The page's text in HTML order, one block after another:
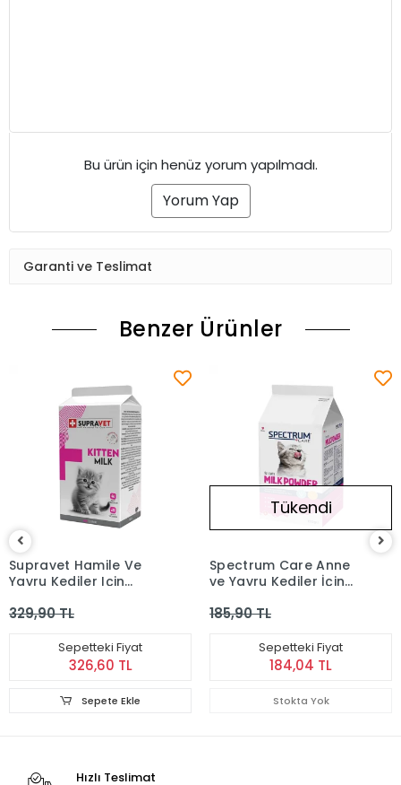
Bu ürün için henüz yorum yapılmadı.
Yorum Yap
Garanti ve Teslimat
Benzer Ürünler
Supravet Hamile Ve
Yavru Kediler Için
150 g
329,90 TL
Sepetteki Fiyat
326,60 TL
Sepete Ekle
Tükendi
Spectrum Care Anne
ve Yavru Kediler İçin
185,90 TL
Sepetteki Fiyat
184,04 TL
Stokta Yok
Hızlı Teslimat